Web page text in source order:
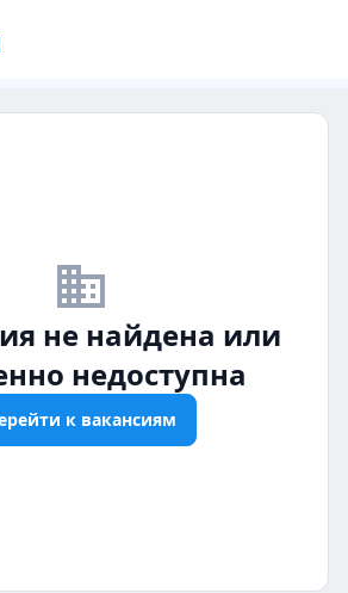
business_off
не найдена или
недоступна
к вакансиям